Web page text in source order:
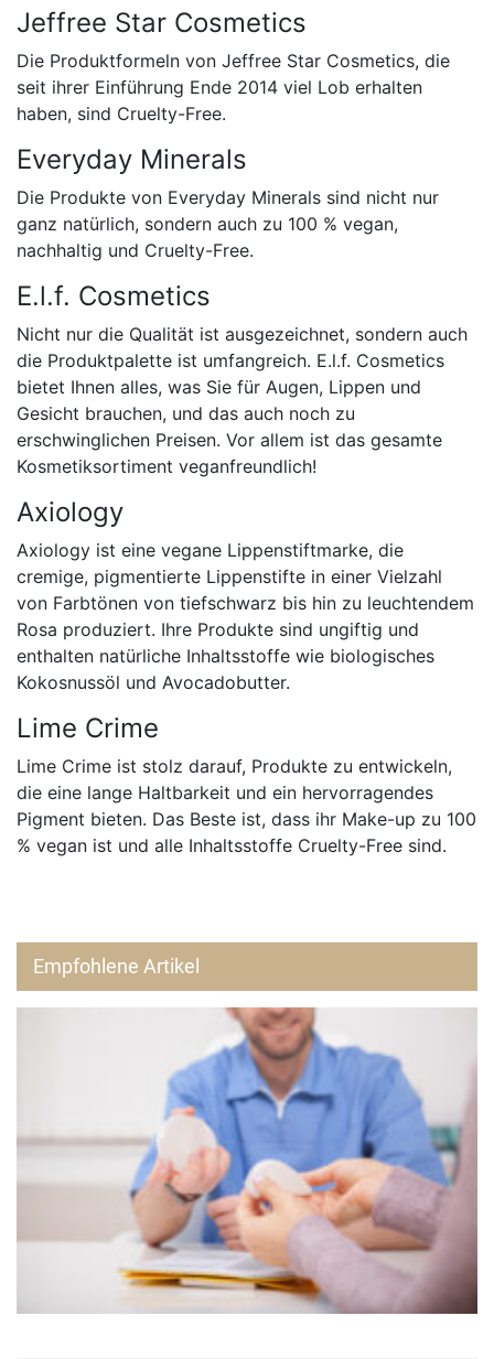
Jeffree Star Cosmetics
Die Produktformeln von Jeffree Star Cosmetics, die
seit ihrer Einführung Ende 2014 viel Lob erhalten
haben, sind Cruelty-Free.
Everyday Minerals
Die Produkte von Everyday Minerals sind nicht nur
ganz natürlich, sondern auch zu 100 % vegan,
nachhaltig und Cruelty-Free.
E.l.f. Cosmetics
Nicht nur die Qualität ist ausgezeichnet, sondern auch
die Produktpalette ist umfangreich. E.l.f. Cosmetics
bietet Ihnen alles, was Sie für Augen, Lippen und
Gesicht brauchen, und das auch noch zu
erschwinglichen Preisen. Vor allem ist das gesamte
Kosmetiksortiment veganfreundlich!
Axiology
Axiology ist eine vegane Lippenstiftmarke, die
cremige, pigmentierte Lippenstifte in einer Vielzahl
von Farbtönen von tiefschwarz bis hin zu leuchtendem
Rosa produziert. Ihre Produkte sind ungiftig und
enthalten natürliche Inhaltsstoffe wie biologisches
Kokosnussöl und Avocadobutter.
Lime Crime
Lime Crime ist stolz darauf, Produkte zu entwickeln,
die eine lange Haltbarkeit und ein hervorragendes
Pigment bieten. Das Beste ist, dass ihr Make-up zu 100
% vegan ist und alle Inhaltsstoffe Cruelty-Free sind.
Empfohlene Artikel